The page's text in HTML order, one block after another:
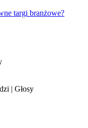
targi branżowe?
| Głosy